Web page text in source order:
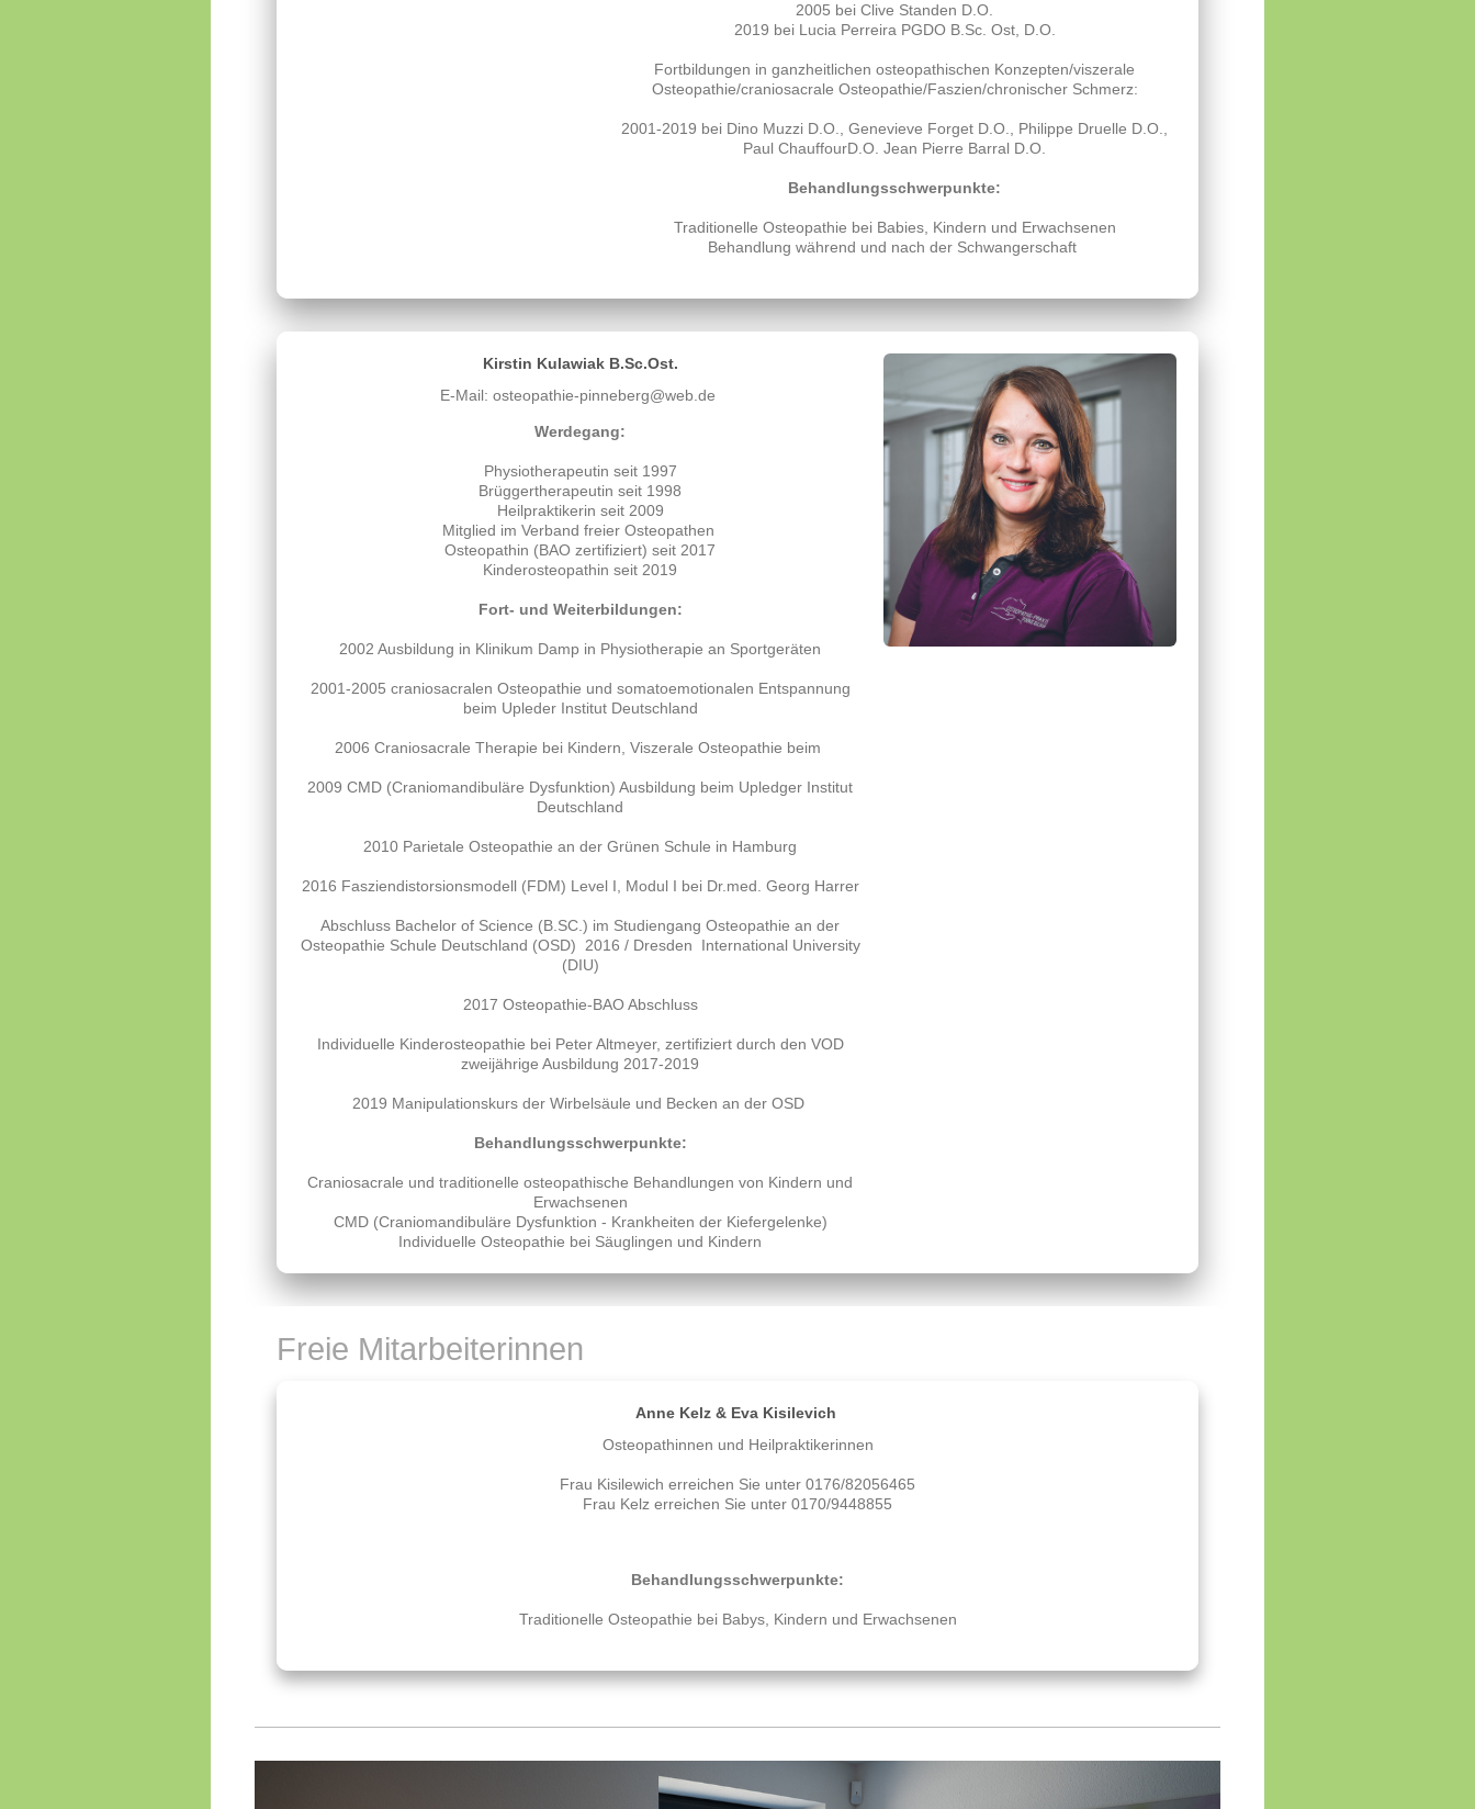
2005 bei Clive Standen D.O.
2019 bei Lucia Perreira PGDO B.Sc. Ost, D.O.
Fortbildungen in ganzheitlichen osteopathischen Konzepten/viszerale
Osteopathie/craniosacrale Osteopathie/Faszien/chronischer Schmerz:
2001-2019 bei Dino Muzzi D.O., Genevieve Forget D.O., Philippe Druelle D.O.,
Paul ChauffourD.O. Jean Pierre Barral D.O.
Behandlungsschwerpunkte:
Traditionelle Osteopathie bei Babies, Kindern und Erwachsenen
Behandlung während und nach der Schwangerschaft
Kirstin Kulawiak B.Sc.Ost.
E-Mail: osteopathie-pinneberg@web.de
Werdegang:
Physiotherapeutin seit 1997
Brüggertherapeutin seit 1998
Heilpraktikerin seit 2009
Mitglied im Verband freier Osteopathen
Osteopathin (BAO zertifiziert) seit 2017
Kinderosteopathin seit 2019
Fort- und Weiterbildungen:
2002 Ausbildung in Klinikum Damp in Physiotherapie an Sportgeräten
2001-2005 craniosacralen Osteopathie und somatoemotionalen Entspannung
beim Upleder Institut Deutschland
2006 Craniosacrale Therapie bei Kindern, Viszerale Osteopathie beim
2009 CMD (Craniomandibuläre Dysfunktion) Ausbildung beim Upledger Institut
Deutschland
2010 Parietale Osteopathie an der Grünen Schule in Hamburg
2016 Fasziendistorsionsmodell (FDM) Level I, Modul I bei Dr.med. Georg Harrer
Abschluss Bachelor of Science (B.SC.) im Studiengang Osteopathie an der
Osteopathie Schule Deutschland (OSD) 2016 / Dresden International University
(DIU)
2017 Osteopathie-BAO Abschluss
Individuelle Kinderosteopathie bei Peter Altmeyer, zertifiziert durch den VOD
zweijährige Ausbildung 2017-2019
2019 Manipulationskurs der Wirbelsäule und Becken an der OSD
Behandlungsschwerpunkte:
Craniosacrale und traditionelle osteopathische Behandlungen von Kindern und
Erwachsenen
CMD (Craniomandibuläre Dysfunktion - Krankheiten der Kiefergelenke)
Individuelle Osteopathie bei Säuglingen und Kindern
Freie Mitarbeiterinnen
Anne Kelz & Eva Kisilevich
Osteopathinnen und Heilpraktikerinnen
Frau Kisilewich erreichen Sie unter 0176/82056465
Frau Kelz erreichen Sie unter 0170/9448855
Behandlungsschwerpunkte:
Traditionelle Osteopathie bei Babys, Kindern und Erwachsenen